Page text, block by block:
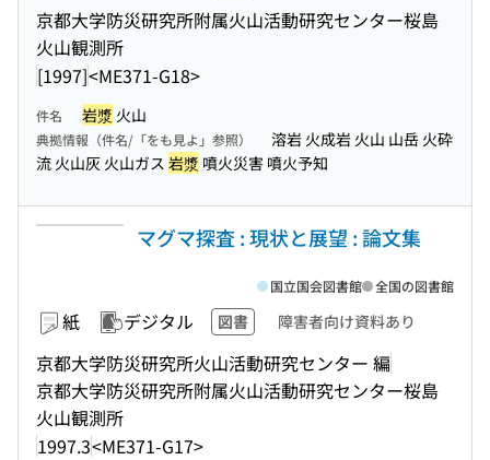
京都大学防災研究所附属火山活動研究センター桜島
火山観測所
[1997]<ME371-G18>
件名 岩漿 火山
典拠情報（件名/「をも見よ」参照）
溶岩 火成岩 火山 山岳 火砕
流 火山灰 火山ガス 岩漿 噴火災害 噴火予知
マグマ探査 : 現状と展望 : 論文集
紙 デジタル 図書 障害者向け資料あり
京都大学防災研究所火山活動研究センター 編
京都大学防災研究所附属火山活動研究センター桜島
火山観測所
1997.3<ME371-G17>
国立国会図書館 全国の図書館